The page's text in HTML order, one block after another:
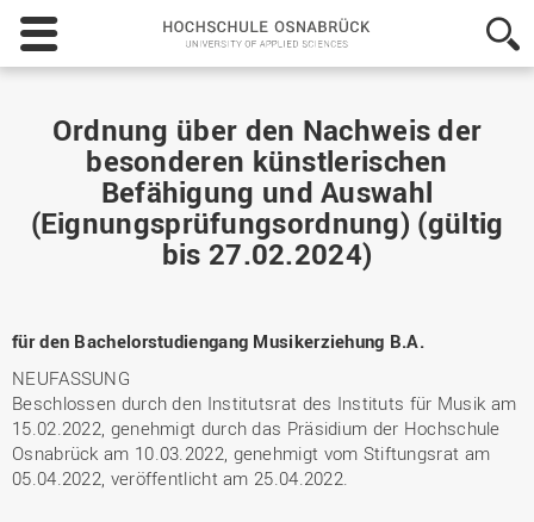
Hochschule
Osnabrück
-
Applied
Sciences
Ordnung über den Nachweis der
besonderen künstlerischen
Befähigung und Auswahl
(Eignungsprüfungsordnung) (gültig
bis 27.02.2024)
für den Bachelorstudiengang Musikerziehung B.A.
NEUFASSUNG
Beschlossen durch den Institutsrat des Instituts für Musik am
15.02.2022, genehmigt durch das Präsidium der Hochschule
Osnabrück am 10.03.2022, genehmigt vom Stiftungsrat am
05.04.2022, veröffentlicht am 25.04.2022.